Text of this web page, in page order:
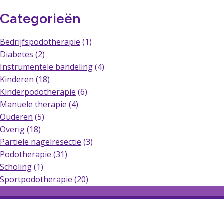
Categorieën
Bedrijfspodotherapie (1)
Diabetes (2)
Instrumentele bandeling(4)
Kinderen (18)
Kinderpodotherapie (6)
Manuele therapie (4)
Ouderen (5)
Overig(18)
Partiele nagelresectie (3)
Podotherapie (31)
Scholing(1)
Sportpodotherapie (20)